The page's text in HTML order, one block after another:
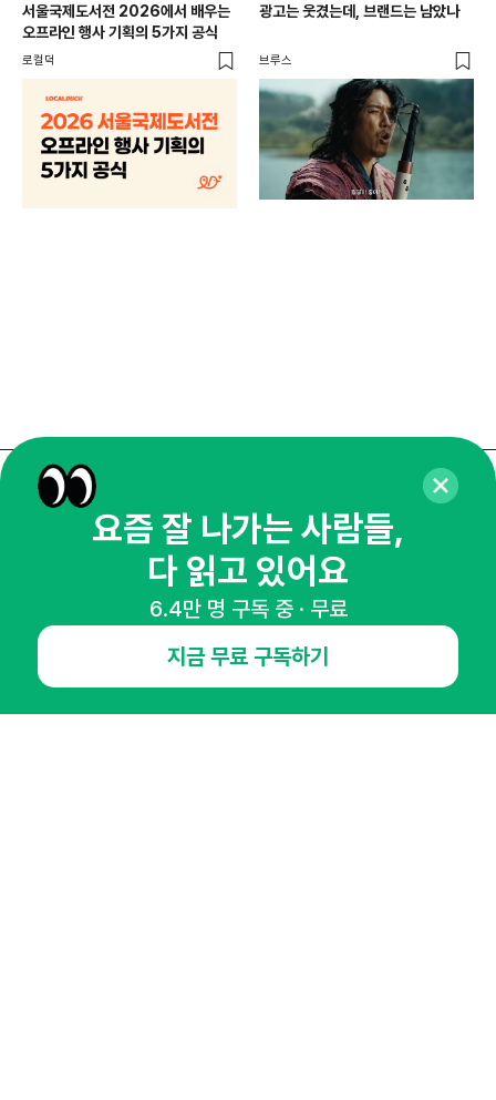
서울국제도서전 2026에서 배우는
오프라인 행사 기획의 5가지 공식
로컬덕
광고는 웃겼는데, 브랜드는 남았나
브루스
매주 화요일 아침,
마케팅 감각을 깨워 드릴게요!
65,043명의 마케터를 성장시키는 뉴스레터
요즘 잘 나가는 사람들,
다 읽고 있어요
6.4만 명 구독 중 · 무료
지금 무료 구독하기